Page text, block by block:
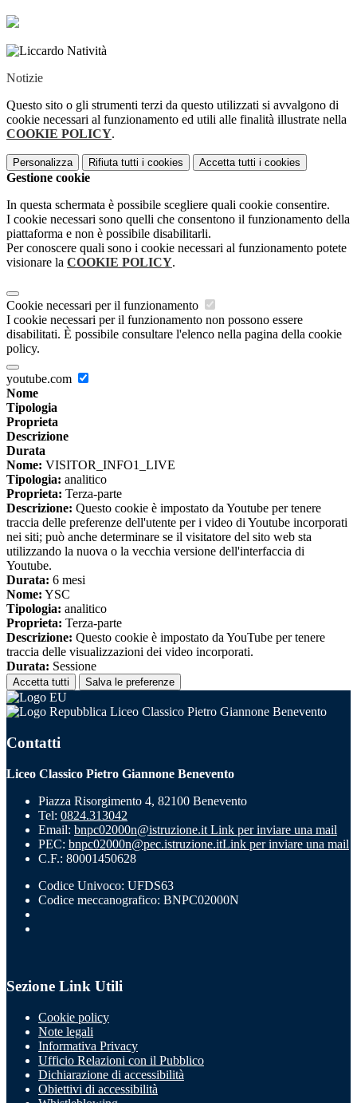
Notizie
Questo sito o gli strumenti terzi da questo utilizzati si avvalgono di
cookie necessari al funzionamento ed utili alle finalità illustrate nella
COOKIE POLICY.
Personalizza Rifiuta tutti i cookies Accetta tutti i cookies
Gestione cookie
In questa schermata è possibile scegliere quali cookie consentire.
I cookie necessari sono quelli che consentono il funzionamento della
piattaforma e non è possibile disabilitarli.
Per conoscere quali sono i cookie necessari al funzionamento potete
visionare la COOKIE POLICY.
Cookie necessari per il funzionamento
I cookie necessari per il funzionamento non possono essere
disabilitati. È possibile consultare l'elenco nella pagina della cookie
policy.
youtube.com
Nome
Tipologia
Proprieta
Descrizione
Durata
Nome: VISITOR_INFO1_LIVE
Tipologia: analitico
Proprieta: Terza-parte
Descrizione: Questo cookie è impostato da Youtube per tenere
traccia delle preferenze dell'utente per i video di Youtube incorporati
nei siti; può anche determinare se il visitatore del sito web sta
utilizzando la nuova o la vecchia versione dell'interfaccia di
Youtube.
Durata: 6 mesi
Nome: YSC
Tipologia: analitico
Proprieta: Terza-parte
Descrizione: Questo cookie è impostato da YouTube per tenere
traccia delle visualizzazioni dei video incorporati.
Durata: Sessione
Accetta tutti Salva le preferenze
Liceo Classico Pietro Giannone Benevento
Contatti
Liceo Classico Pietro Giannone Benevento
Piazza Risorgimento 4, 82100 Benevento
Tel: 0824.313042
Email: bnpc02000n@istruzione.it Link per inviare una mail
PEC: bnpc02000n@pec.istruzione.itLink per inviare una mail
C.F.: 80001450628
Codice Univoco: UFDS63
Codice meccanografico: BNPC02000N
Sezione Link Utili
Cookie policy
Note legali
Informativa Privacy
Ufficio Relazioni con il Pubblico
Dichiarazione di accessibilità
Obiettivi di accessibilità